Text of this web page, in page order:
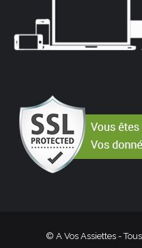
© A Vos Assiettes -